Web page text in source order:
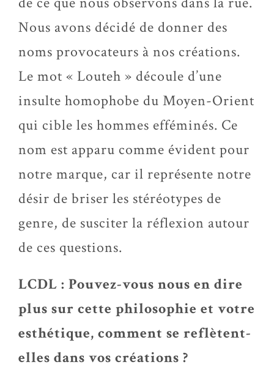
Nous avons décidé de donner des
noms provocateurs à nos créations.
Le mot « Louteh » découle d’une
insulte homophobe du Moyen-Orient
qui cible les hommes efféminés. Ce
nom est apparu comme évident pour
notre marque, car il représente notre
désir de briser les stéréotypes de
genre, de susciter la réflexion autour
de ces questions.
LCDL : Pouvez-vous nous en dire
plus sur cette philosophie et votre
esthétique, comment se reflètent-
elles dans vos créations ?